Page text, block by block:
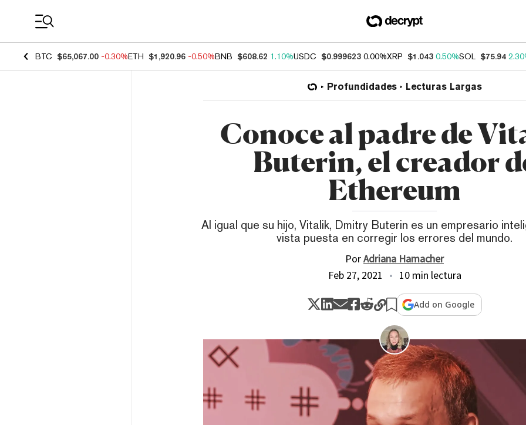
BTC $65,067.00 -0.30%ETH $1,920.96 -0.50%BNB $608.62 1.10%USDC $0.999623 0.00%XRP $1.043 0.50%SOL $75.94
Profundidades Lecturas Largas
Conoce al padre de
Buterin, el creador
Ethereum
Al igual que su hijo, Vitalik, Dmitry Buterin es un empresario
vista puesta en corregir los errores del mundo.
PorAdriana Hamacher
Feb 27, 2021
10 min lectura
Add on Google